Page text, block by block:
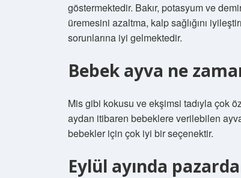
göstermektedir. Bakır, potasyum ve
üremesini azaltma, kalp sağlığını
sorunlarına iyi gelmektedir.
Bebek ayva ne
Mis gibi kokusu ve ekşimsi tadıyla çok
aydan itibaren bebeklere verilebilen
bebekler için çok iyi bir seçenektir.
Eylül ayında